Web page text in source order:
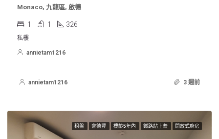
Monaco, 九龍區, 啟德
1 1 326
私樓
annietam1216
annietam1216 3 週前
租盤 會德豐 樓齡5年內 鐵路站上蓋 開放式廚房